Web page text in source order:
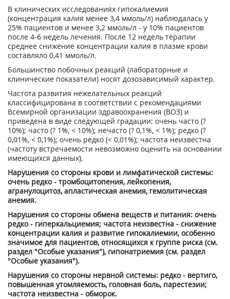
В клинических исследованиях гипокалиемия
(концентрация калия менее 3,4 ммоль/л) наблюдалась у
25% пациентов и менее 3,2 ммоль/л - у 10% пациентов
после 4-6 недель лечения. После 12 недель терапии
среднее снижение концентрации калия в плазме крови
составляло 0,41 ммоль/л.
Большинство побочных реакций (лабораторные и
клинические показатели) носят дозозависимый характер.
Частота развития нежелательных реакций
классифицирована в соответствии с рекомендациями
Всемирной организации здравоохранения (ВОЗ) и
приведена в виде следующей градации: очень часто (?
10%); часто (? 1%, < 10%); нечасто (? 0,1%, < 1%); редко (?
0,01%, < 0,1%); очень редко (< 0,01%); частота неизвестна
(частоту встречаемости невозможно оценить на основании
имеющихся данных).
Нарушения со стороны крови и лимфатической системы:
очень редко - тромбоцитопения, лейкопения,
агранулоцитоз, апластическая анемия, гемолитическая
анемия.
Нарушения со стороны обмена веществ и питания: очень
редко - гиперкальциемия; частота неизвестна - снижение
концентрации калия и развитие гипокалиемии, особенно
значимое для пациентов, относящихся к группе риска (см.
раздел "Особые указания"), гипонатриемия (см. раздел
"Особые указания").
Нарушения со стороны нервной системы: редко - вертиго,
повышенная утомляемость, головная боль, парестезии;
частота неизвестна - обморок.